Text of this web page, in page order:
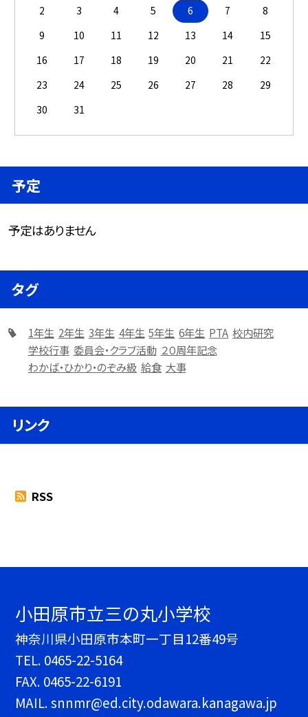
2
3 4 5 6 7
8
9
10 11 12 13 14
15
16
17 18 19 20 21
22
23
24 25 26 27 28
29
30
31
予定
予定はありません
タグ
1年生 2年生 3年生 4年生 5年生 6年生 PTA 校内研究
学校行事 委員会・クラブ活動 ２０周年記念
わかば・ひかり・のぞみ級 給食 大事
リンク
RSS
小田原市立三の丸小学校
神奈川県小田原市本町一丁目12番49号
TEL. 0465-22-5164
FAX. 0465-22-6191
MAIL. snnmr@ed.city.odawara.kanagawa.jp